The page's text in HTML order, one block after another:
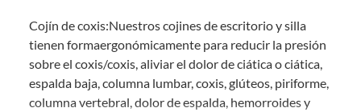
Productos digitales que se entregan a través de una descarga
electrónica, por ejemplo, cupones de experiencia o programas
para el computador.
Productos a pedido o confeccionados a medida.
Productos que han sido informados como imperfectos, usados,
Cojín de coxis:Nuestros cojines de escritorio y silla
tienen formaergonómicamente para reducir la presión
sobre el coxis/coxis, aliviar el dolor de ciática o ciática,
espalda baja, columna lumbar, coxis, glúteos, piriforme,
columna vertebral, dolor de espalda, hemorroides y